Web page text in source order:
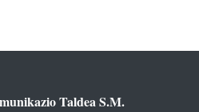
Taldea S.M.